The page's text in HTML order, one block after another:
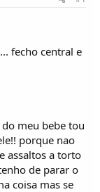
fecho central e
meu bebe tou
porque nao
assaltos a torto
de parar o
coisa mas se